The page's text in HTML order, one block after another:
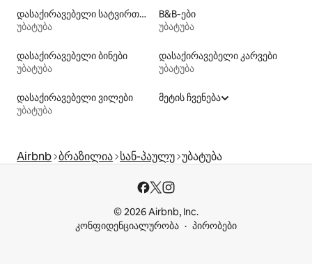
დასაქირავებელი სატვირთო კონტეინერები
უბატუბა
B&B‑ები
უბატუბა
დასაქირავებელი ბინები
უბატუბა
დასაქირავებელი კარვები
უბატუბა
დასაქირავებელი ვილები
უბატუბა
მეტის ჩვენება
Airbnb ბრაზილია სან-პაულუ უბატუბა
© 2026 Airbnb, Inc.
კონფიდენციალურობა
პირობები